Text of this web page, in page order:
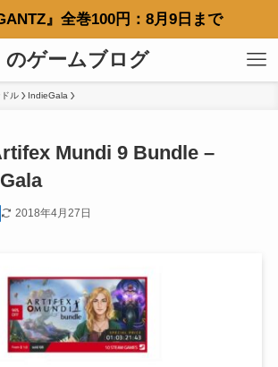
』全巻100円：8月9日まで
のゲームブログ
ル IndieGala
Mundi 9 Bundle –
2018年4月27日